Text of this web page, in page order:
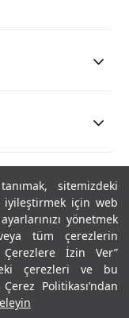
sitemizdeki
iyileştirmek için web
yönetmek
tüm çerezlerin
İzin Ver”
çerezleri ve bu
Politikası’ndan
saklıdır.